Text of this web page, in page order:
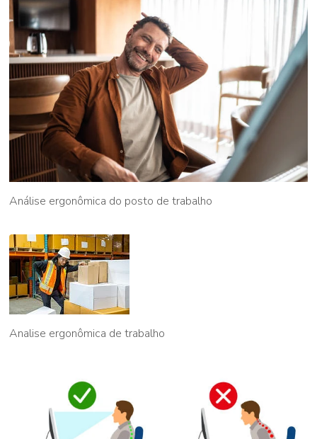
Análise ergonômica do posto de trabalho
Analise ergonômica de trabalho